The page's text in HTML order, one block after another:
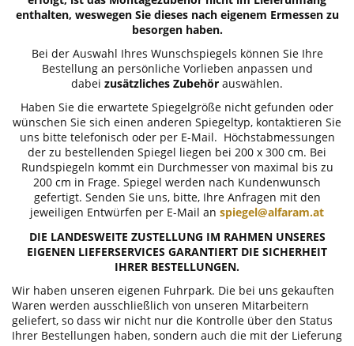
enthalten, weswegen Sie dieses nach eigenem Ermessen zu
besorgen haben.
Bei der Auswahl Ihres Wunschspiegels können Sie Ihre
Bestellung an persönliche Vorlieben anpassen und
dabei zusätzliches Zubehör auswählen.
Haben Sie die erwartete Spiegelgröße nicht gefunden oder
wünschen Sie sich einen anderen Spiegeltyp, kontaktieren Sie
uns bitte telefonisch oder per E-Mail. Höchstabmessungen
der zu bestellenden Spiegel liegen bei 200 x 300 cm. Bei
Rundspiegeln kommt ein Durchmesser von maximal bis zu
200 cm in Frage. Spiegel werden nach Kundenwunsch
gefertigt. Senden Sie uns, bitte, Ihre Anfragen mit den
jeweiligen Entwürfen per E-Mail an spiegel@alfaram.at
DIE LANDESWEITE ZUSTELLUNG IM RAHMEN UNSERES
EIGENEN LIEFERSERVICES GARANTIERT DIE SICHERHEIT
IHRER BESTELLUNGEN.
Wir haben unseren eigenen Fuhrpark. Die bei uns gekauften
Waren werden ausschließlich von unseren Mitarbeitern
geliefert, so dass wir nicht nur die Kontrolle über den Status
Ihrer Bestellungen haben, sondern auch die mit der Lieferung